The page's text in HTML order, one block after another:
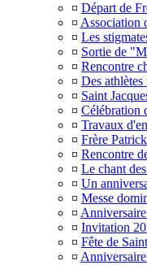
¤ Départ de
¤ Association
¤ Les
¤ Sortie de
¤ Rencontre
¤ Des
¤ Saint
¤ Célébration
¤ Travaux
¤ Frère
¤ Rencontre
¤ Le chant
¤ Un
¤ Messe
¤
¤ Invitation
¤ Fête de
¤